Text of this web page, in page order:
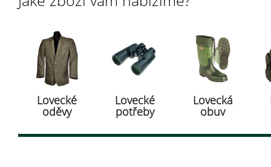
Lovecké
oděvy
Lovecké
potřeby
Lovecká
obuv